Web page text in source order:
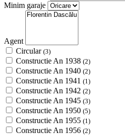
Minim garaje
Agent
Circular (3)
Constructie An 1938 (2)
Constructie An 1940 (2)
Constructie An 1941 (1)
Constructie An 1942 (2)
Constructie An 1945 (3)
Constructie An 1950 (5)
Constructie An 1955 (1)
Constructie An 1956 (2)